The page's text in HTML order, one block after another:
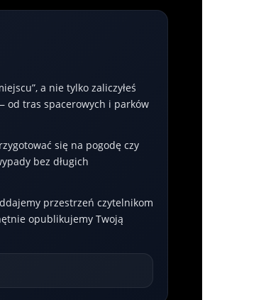
a nie tylko zaliczyłeś
od tras spacerowych i parków
się na pogodę czy
bez długich
przestrzeń czytelnikom
opublikujemy Twoją